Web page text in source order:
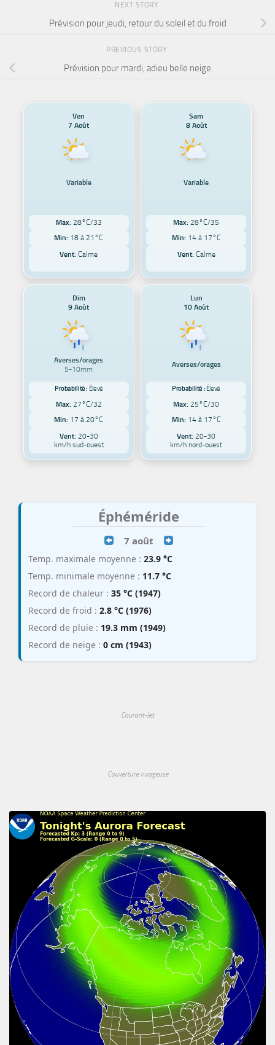
NEXT STORY
Prévision pour jeudi, retour du soleil et du froid
PREVIOUS STORY
Prévision pour mardi, adieu belle neige
Ven
7 Août
Variable
Max: 28°C/33
Min: 18 à 21°C
Vent: Calme
Sam
8 Août
Variable
Max: 28°C/35
Min: 14 à 17°C
Vent:Calme
Dim
9 Août
Averses/orages
5-10mm
Probabilité : Élevé
Max: 27°C/32
Min: 17 à 20°C
Vent:20-30
km/h sud-ouest
Lun
10 Août
Averses/orages
Probabilité : Élevé
Max: 25°C/30
Min: 14 à 17°C
Vent: 20-30
km/h nord-ouest
Éphéméride
7 août
Temp. maximale moyenne : 23.9 °C
Temp. minimale moyenne : 11.7 °C
Record de chaleur : 35 °C (1947)
Record de froid : 2.8 °C (1976)
Record de pluie : 19.3 mm (1949)
Record de neige : 0 cm (1943)
Courant-Jet
Couverture nuageuse